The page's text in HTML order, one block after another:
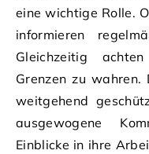
eine wichtige Rolle.
informieren
Gleichzeitig
Grenzen zu
weitgehend
ausgewogene
Einblicke in ihre